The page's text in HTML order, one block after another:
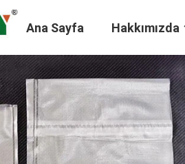
Ana Sayfa Hakkımızda